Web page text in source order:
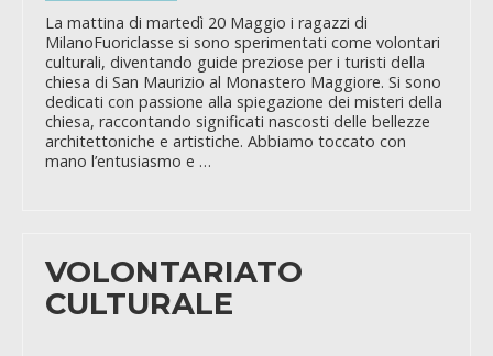
La mattina di martedì 20 Maggio i ragazzi di
MilanoFuoriclasse si sono sperimentati come volontari
culturali, diventando guide preziose per i turisti della
chiesa di San Maurizio al Monastero Maggiore. Si sono
dedicati con passione alla spiegazione dei misteri della
chiesa, raccontando significati nascosti delle bellezze
architettoniche e artistiche. Abbiamo toccato con
mano l’entusiasmo e …
VOLONTARIATO
CULTURALE